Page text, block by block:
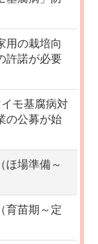
用の栽培向
許諾が必要
モ基腐病対
の公募が始
ほ場準備～
育苗期～定